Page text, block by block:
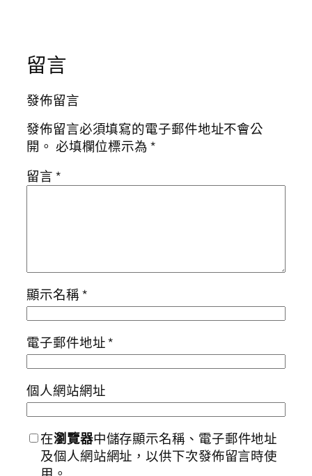
留言
發佈留言
發佈留言必須填寫的電子郵件地址不會公
開。 必填欄位標示為*
留言*
顯示名稱*
電子郵件地址*
個人網站網址
在瀏覽器中儲存顯示名稱、電子郵件地址
及個人網站網址，以供下次發佈留言時使